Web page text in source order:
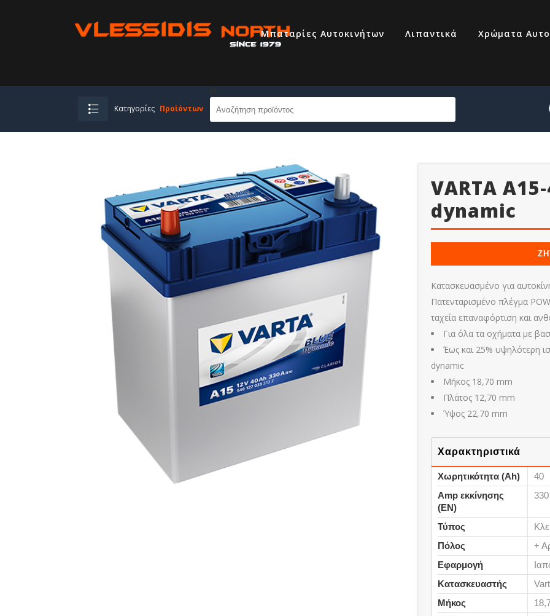
Μπαταρίες Αυτοκινήτων Λιπαντικά Χρώματα
Κατηγορίες Προϊόντων
A
210 6855444
VARTA
dynamic
Κατασκευασμένο για
Πατενταρισμένο πλέγμα
ταχεία επαναφόρτιση και
Για όλα τα οχήματα με
Έως και 25% υψηλότερη
dynamic
Μήκος 18,70 mm
Πλάτος 12,70 mm
Ύψος 22,70 mm
Χαρακτηριστικά
Χωρητικότητα (Ah)
40
Amp εκκίνησης
(ΕΝ)
330
Τύπος
Πόλος
+
Εφαρμογή
Κατασκευαστής
Μήκος